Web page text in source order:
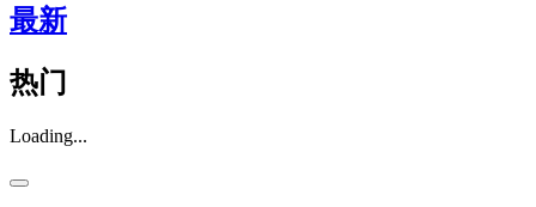
最新
热门
Loading...